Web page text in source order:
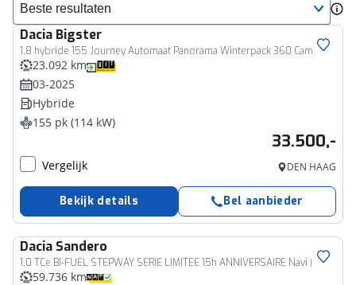
Sorteer resultaten
Dacia Bigster
1.8 hybride 155 Journey Automaat Panorama Winterpack 360 Camera
23.092 km
03-2025
Hybride
155 pk (114 kW)
33.500,-
Vergelijk DEN HAAG
Bekijk details Bel aanbieder
Dacia Sandero
1.0 TCe BI-FUEL STEPWAY SERIE LIMITEE 15h ANNIVERSAIRE Navi | Camera | Trekhaak
59.736 km